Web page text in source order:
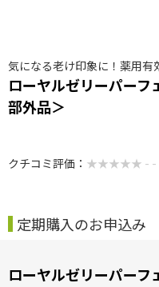
気になる老け印象に！薬用有
ローヤルゼリーパーフ
部外品＞
クチコミ評価： ★★★★★ - -
定期購入のお申込み
ローヤルゼリーパーフ